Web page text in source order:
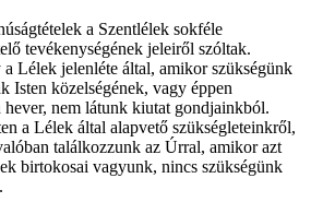
a Szentlélek sokféle
tevékenységének jeleiről szóltak.
Lélek jelenléte által, amikor szükségünk
Isten közelségének, vagy éppen
nem látunk kiutat gondjainkból.
a Lélek által alapvető szükségleteinkről,
találkozzunk az Úrral, amikor azt
birtokosai vagyunk, nincs szükségünk